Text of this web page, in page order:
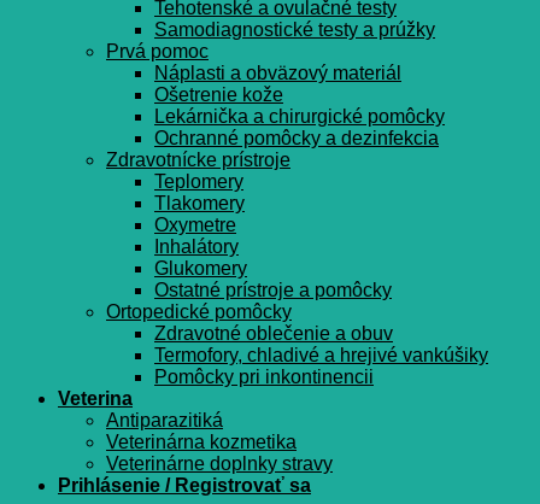
Tehotenské a ovulačné testy
Samodiagnostické testy a prúžky
Prvá pomoc
Náplasti a obväzový materiál
Ošetrenie kože
Lekárnička a chirurgické pomôcky
Ochranné pomôcky a dezinfekcia
Zdravotnícke prístroje
Teplomery
Tlakomery
Oxymetre
Inhalátory
Glukomery
Ostatné prístroje a pomôcky
Ortopedické pomôcky
Zdravotné oblečenie a obuv
Termofory, chladivé a hrejivé vankúšiky
Pomôcky pri inkontinencii
Veterina
Antiparazitiká
Veterinárna kozmetika
Veterinárne doplnky stravy
Prihlásenie / Registrovať sa